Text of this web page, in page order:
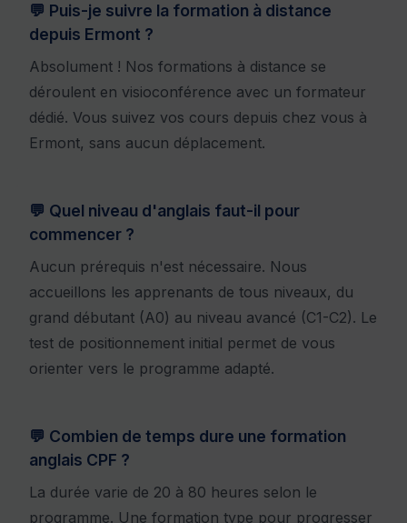
💬 Puis-je suivre la formation à distance
depuis Ermont ?
Absolument ! Nos formations à distance se
déroulent en visioconférence avec un formateur
dédié. Vous suivez vos cours depuis chez vous à
Ermont, sans aucun déplacement.
💬 Quel niveau d'anglais faut-il pour
commencer ?
Aucun prérequis n'est nécessaire. Nous
accueillons les apprenants de tous niveaux, du
grand débutant (A0) au niveau avancé (C1-C2). Le
test de positionnement initial permet de vous
orienter vers le programme adapté.
💬 Combien de temps dure une formation
anglais CPF ?
La durée varie de 20 à 80 heures selon le
programme. Une formation type pour progresser